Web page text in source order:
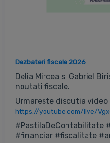
Dezbateri fiscale 2026
Delia Mircea si Gabriel
noutati fiscale.
Urmareste discutia video
https://youtube.com/live/
#PastilaDeContabilitate
#financiar #fiscalitate